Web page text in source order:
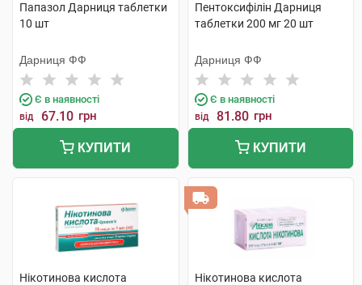
Папазол Дарниця таблетки
10 шт
Дарниця ФФ
Є в наявності
від 67.10 грн
КУПИТИ
Пентоксифілін Дарниця
таблетки 200 мг 20 шт
Дарниця ФФ
Є в наявності
від 81.80 грн
КУПИТИ
Нікотинова кислота
Нікотинова кислота